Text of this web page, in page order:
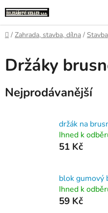
na
obsah
Domů
/ Zahrada, stavba, dílna / Stavba
Držáky
Nejprodávanější
držák na
Ihned k
51 Kč
blok gumový
Ihned k
59 Kč